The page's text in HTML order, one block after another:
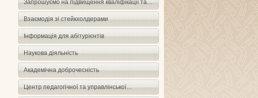
Запрошуємо на підвищення кваліфікації та…
Взаємодія зі стейкхолдерами
Інформація для абітурієнтів
Наукова діяльність
Академічна доброчесність
Центр педагогічної та управлінської…